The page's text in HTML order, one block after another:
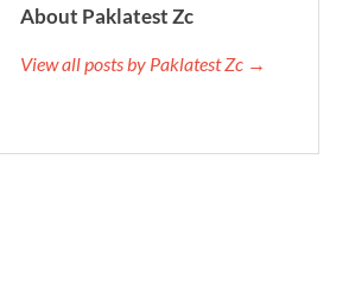
About Paklatest Zc
View all posts by Paklatest Zc →